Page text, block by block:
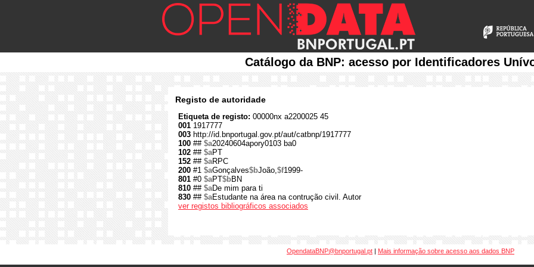
Catálogo da BNP: acesso por Identificadores
Registo de autoridade
Etiqueta de registo: 00000nx a2200025 45
001 1917777
003 http://id.bnportugal.gov.pt/aut/catbnp/1917777
100 ## $a20240604apory0103 ba0
102 ## $aPT
152 ## $aRPC
200 #1 $aGonçalves$bJoão,$f1999-
801 #0 $aPT$bBN
810 ## $aDe mim para ti
830 ## $aEstudante na área na contrução civil. Autor
ver registos bibliográficos associados
OpendataBNP@bnportugal.pt | Mais informação sobre acesso aos dados BNP